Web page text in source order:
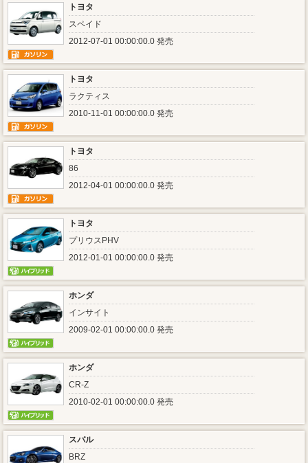
トヨタ
スペイド
2012-07-01 00:00:00.0 発売
トヨタ
ラクティス
2010-11-01 00:00:00.0 発売
トヨタ
86
2012-04-01 00:00:00.0 発売
トヨタ
プリウスPHV
2012-01-01 00:00:00.0 発売
ホンダ
インサイト
2009-02-01 00:00:00.0 発売
ホンダ
CR-Z
2010-02-01 00:00:00.0 発売
スバル
BRZ